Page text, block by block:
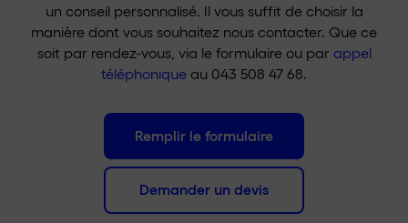
un conseil personnalisé. Il vous suffit de choisir la
manière dont vous souhaitez nous contacter. Que ce
soit par rendez-vous, via le formulaire ou par appel
téléphonique au 043 508 47 68.
Remplir le formulaire
Demander un devis